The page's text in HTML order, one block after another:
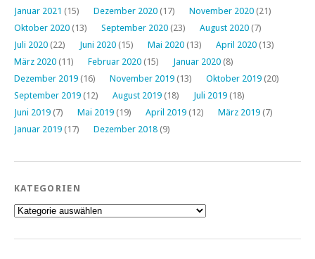
Januar 2021 (15) Dezember 2020 (17) November 2020 (21)
Oktober 2020 (13) September 2020 (23) August 2020 (7)
Juli 2020 (22) Juni 2020 (15) Mai 2020 (13) April 2020 (13)
März 2020 (11) Februar 2020 (15) Januar 2020 (8)
Dezember 2019 (16) November 2019 (13) Oktober 2019 (20)
September 2019 (12) August 2019 (18) Juli 2019 (18)
Juni 2019 (7) Mai 2019 (19) April 2019 (12) März 2019 (7)
Januar 2019 (17) Dezember 2018 (9)
KATEGORIEN
Kategorien